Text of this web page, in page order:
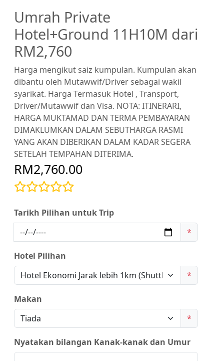
Umrah Private
Hotel+Ground 11H10M dari
RM2,760
Harga mengikut saiz kumpulan. Kumpulan akan
dibantu oleh Mutawwif/Driver sebagai wakil
syarikat. Harga Termasuk Hotel , Transport,
Driver/Mutawwif dan Visa. NOTA: ITINERARI,
HARGA MUKTAMAD DAN TERMA PEMBAYARAN
DIMAKLUMKAN DALAM SEBUTHARGA RASMI
YANG AKAN DIBERIKAN DALAM KADAR SEGERA
SETELAH TEMPAHAN DITERIMA.
RM2,760.00
Tarikh Pilihan untuk Trip
*
Hotel Pilihan
*
Makan
*
Nyatakan bilangan Kanak-kanak dan Umur